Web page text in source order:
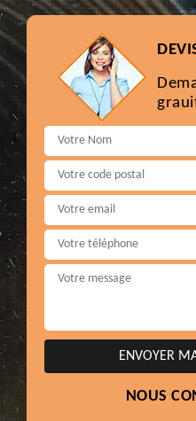
NOUS